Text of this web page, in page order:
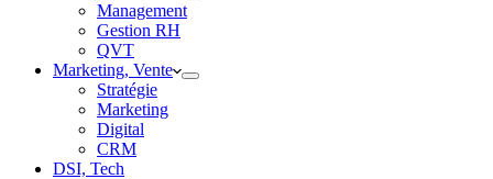
Management
Gestion RH
QVT
Marketing, Vente
Stratégie
Marketing
Digital
CRM
DSI, Tech